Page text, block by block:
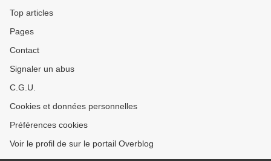
Top articles
Pages
Contact
Signaler un abus
C.G.U.
Cookies et données personnelles
Préférences cookies
Voir le profil de sur le portail Overblog